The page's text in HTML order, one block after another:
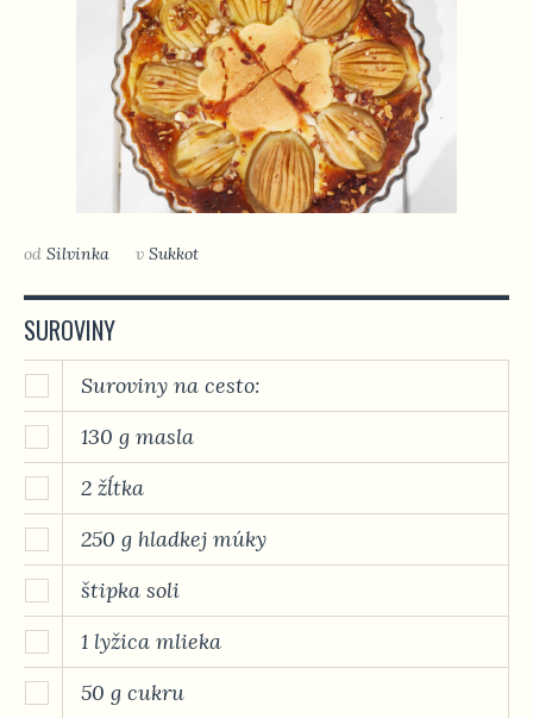
od Silvinka v Sukkot
SUROVINY
Suroviny na cesto:
130 g masla
2 žĺtka
250 g hladkej múky
štipka soli
1 lyžica mlieka
50 g cukru